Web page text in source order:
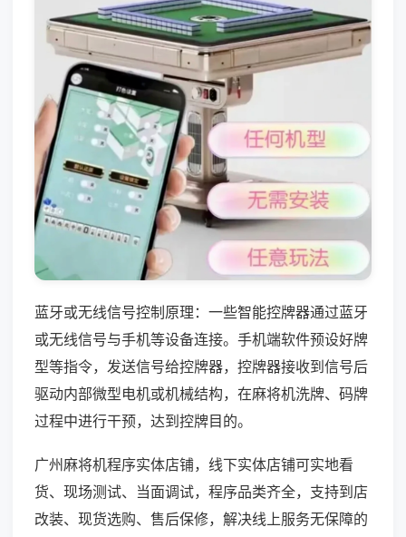
蓝牙或无线信号控制原理：一些智能控牌器通过蓝牙
或无线信号与手机等设备连接。手机端软件预设好牌
型等指令，发送信号给控牌器，控牌器接收到信号后
驱动内部微型电机或机械结构，在麻将机洗牌、码牌
过程中进行干预，达到控牌目的。
广州麻将机程序实体店铺，线下实体店铺可实地看
货、现场测试、当面调试，程序品类齐全，支持到店
改装、现货选购、售后保修，解决线上服务无保障的